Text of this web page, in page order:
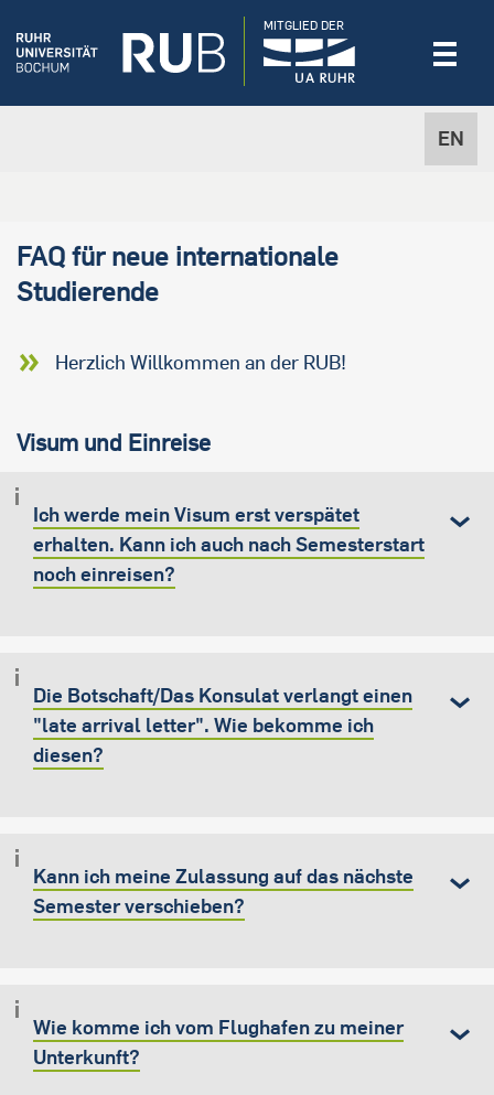
EN
MITGLIED DER
FAQ für neue internationale
Studierende
Herzlich Willkommen an der RUB!
Visum und Einreise
Ich werde mein Visum erst verspätet
erhalten. Kann ich auch nach Semesterstart
noch einreisen?
Die Botschaft/Das Konsulat verlangt einen
"late arrival letter". Wie bekomme ich
diesen?
Kann ich meine Zulassung auf das nächste
Semester verschieben?
Wie komme ich vom Flughafen zu meiner
Unterkunft?